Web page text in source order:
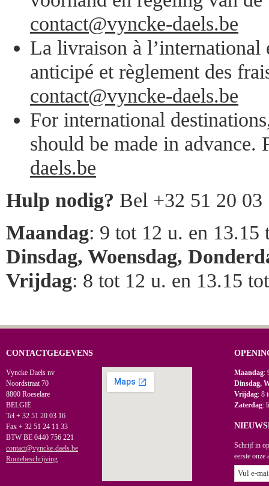
contact@vyncke-daels.be
La livraison à l’international
anticipé et règlement des
contact@vyncke-daels.be
For international
should be made in advance.
daels.be
Hulp nodig? Bel +32 51 20 03
Maandag: 9 tot 12 u. en 13.15
Dinsdag, Woensdag,
Vrijdag: 8 tot 12 u. en 13.15
CONTACTGEGEVENS
Vyncke Daels nv
Noordstraat 70
8800 Roeselare
BELGIË
Tel + 32 51 20 03 16
Fax + 32 51 24 11 33
BTW BE 0440 756 221
contact@vyncke-daels.be
Routebeschrijving
Maandag:
Dinsdag,
Vrijdag: 8
Zaterdag:
Schrijf in
eerste onze